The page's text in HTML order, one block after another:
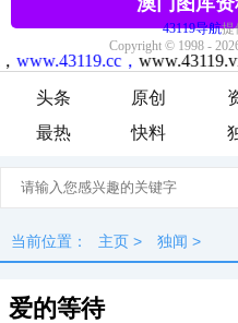
头条 原创
最热
快料
当前位置： 主页 > 独闻 >
爱的等待